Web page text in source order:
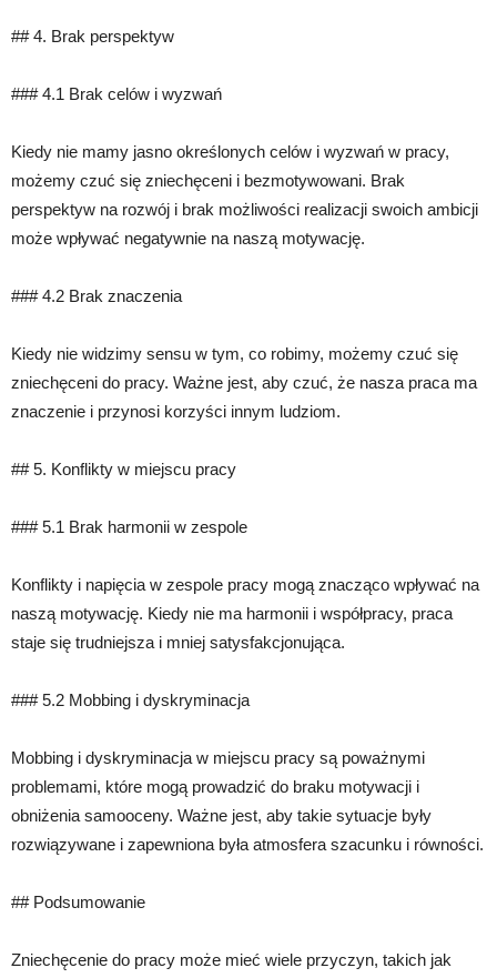
## 4. Brak perspektyw
### 4.1 Brak celów i wyzwań
Kiedy nie mamy jasno określonych celów i wyzwań w pracy,
możemy czuć się zniechęceni i bezmotywowani. Brak
perspektyw na rozwój i brak możliwości realizacji swoich ambicji
może wpływać negatywnie na naszą motywację.
### 4.2 Brak znaczenia
Kiedy nie widzimy sensu w tym, co robimy, możemy czuć się
zniechęceni do pracy. Ważne jest, aby czuć, że nasza praca ma
znaczenie i przynosi korzyści innym ludziom.
## 5. Konflikty w miejscu pracy
### 5.1 Brak harmonii w zespole
Konflikty i napięcia w zespole pracy mogą znacząco wpływać na
naszą motywację. Kiedy nie ma harmonii i współpracy, praca
staje się trudniejsza i mniej satysfakcjonująca.
### 5.2 Mobbing i dyskryminacja
Mobbing i dyskryminacja w miejscu pracy są poważnymi
problemami, które mogą prowadzić do braku motywacji i
obniżenia samooceny. Ważne jest, aby takie sytuacje były
rozwiązywane i zapewniona była atmosfera szacunku i równości.
## Podsumowanie
Zniechęcenie do pracy może mieć wiele przyczyn, takich jak